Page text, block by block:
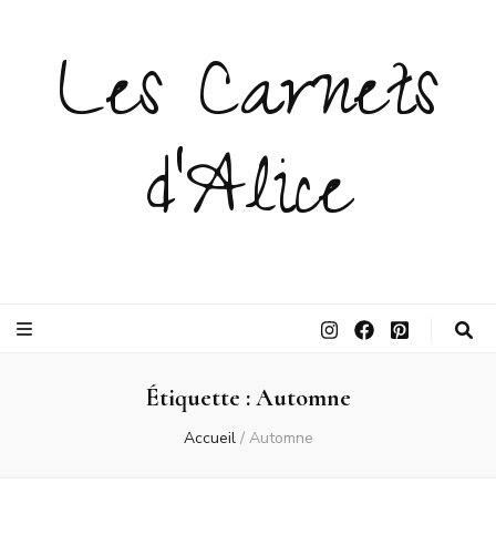
Les Carnets
d'Alice
Étiquette :Automne
Accueil / Automne